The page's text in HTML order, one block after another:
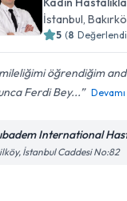
İstanbul,
5 (8
öğrendiğim
Ferdi Bey...
Devamı
International
İstanbul Caddesi No:82